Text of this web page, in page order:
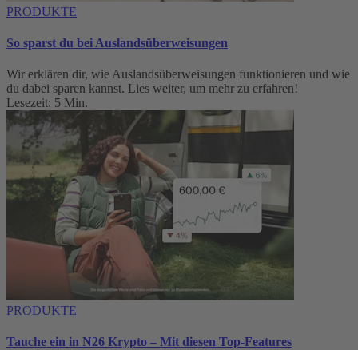
PRODUKTE
So sparst du bei Auslandsüberweisungen
Wir erklären dir, wie Auslandsüberweisungen funktionieren und wie
du dabei sparen kannst. Lies weiter, um mehr zu erfahren!
Lesezeit: 5 Min.
PRODUKTE
Tauche ein in N26 Krypto – Mit diesen Top-Features